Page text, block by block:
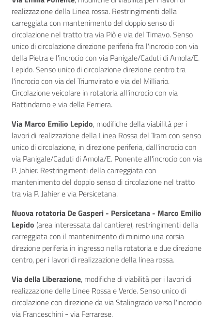
realizzazione della Linea rossa. Restringimenti della
carreggiata con mantenimento del doppio senso di
circolazione nel tratto tra via Piò e via del Timavo. Senso
unico di circolazione direzione periferia fra l'incrocio con via
della Pietra e l'incrocio con via Panigale/Caduti di Amola/E.
Lepido. Senso unico di circolazione direzione centro tra
l'incrocio con via del Triumvirato e via del Milliario.
Circolazione veicolare in rotatoria all'incrocio con via
Battindarno e via della Ferriera.
Via Marco Emilio Lepido, modifiche della viabilità per i
lavori di realizzazione della Linea Rossa del Tram con senso
unico di circolazione, in direzione periferia, dall'incrocio con
via Panigale/Caduti di Amola/E. Ponente all'incrocio con via
P. Jahier. Restringimenti della carreggiata con
mantenimento del doppio senso di circolazione nel tratto
tra via P. Jahier e via Persicetana.
Nuova rotatoria De Gasperi - Persicetana - Marco Emilio
Lepido (area interessata dal cantiere), restringimenti della
carreggiata con il mantenimento di minimo una corsia
direzione periferia in ingresso nella rotatoria e due direzione
centro, per i lavori di realizzazione della linea rossa.
Via della Liberazione, modifiche di viabilità per i lavori di
realizzazione delle Linee Rossa e Verde. Senso unico di
circolazione con direzione da via Stalingrado verso l'incrocio
via Franceschini - via Ferrarese.